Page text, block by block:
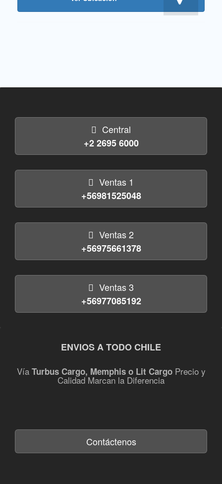
Central
+2 2695 6000
Ventas 1
+56981525048
Ventas 2
+56975661378
Ventas 3
+56977085192
ENVIOS A TODO CHILE
Vía Turbus Cargo, Memphis o Lit CargoPrecio y
Calidad Marcan la Diferencia
Contáctenos